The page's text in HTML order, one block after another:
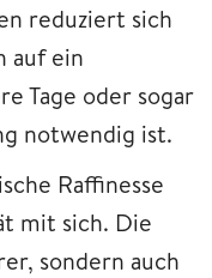
reduziert sich
auf ein
Tage oder sogar
notwendig ist.
Raffinesse
mit sich. Die
sondern auch